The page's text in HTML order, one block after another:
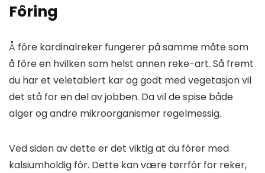
Fôring
Å fôre kardinalreker fungerer på samme måte som
å fôre en hvilken som helst annen reke-art. Så fremt
du har et veletablert kar og godt med vegetasjon vil
det stå for en del av jobben. Da vil de spise både
alger og andre mikroorganismer regelmessig.
Ved siden av dette er det viktig at du fôrer med
kalsiumholdig fôr. Dette kan være tørrfôr for reker,